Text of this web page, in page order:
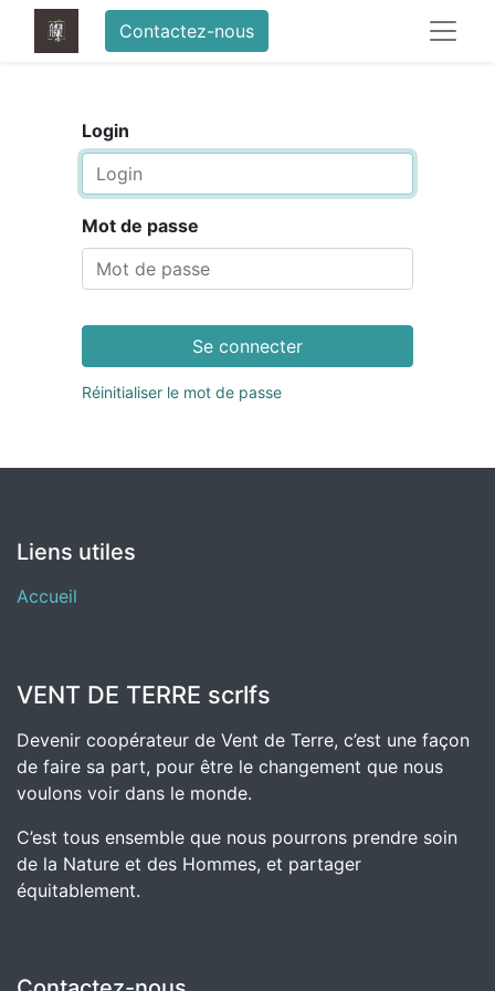
Contactez-nous
Login
Mot de passe
Se connecter
Réinitialiser le mot de passe
Liens utiles
Accueil
VENT DE TERRE scrlfs
Devenir coopérateur de Vent de Terre, c’est une façon
de faire sa part, pour être le changement que nous
voulons voir dans le monde.
C’est tous ensemble que nous pourrons prendre soin
de la Nature et des Hommes, et partager
équitablement.